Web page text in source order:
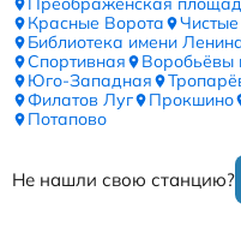
Красные Ворота
Библиотека имени
Спортивная
Воробьёвы
Юго-Западная
Филатов Луг
Прокшино
Потапово
Не нашли свою станцию?